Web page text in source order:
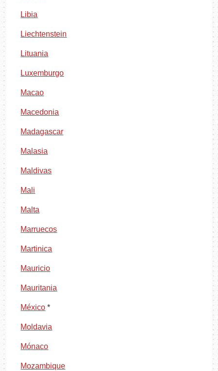
Libia
Liechtenstein
Lituania
Luxemburgo
Macao
Macedonia
Madagascar
Malasia
Maldivas
Mali
Malta
Marruecos
Martinica
Mauricio
Mauritania
México *
Moldavia
Mónaco
Mozambique